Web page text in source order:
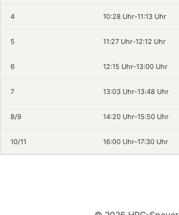
4 10:28 Uhr-11:13 Uhr
5 11:27 Uhr-12:12 Uhr
6 12:15 Uhr-13:00 Uhr
7 13:03 Uhr-13:48 Uhr
8/9 14:20 Uhr-15:50 Uhr
10/11 16:00 Uhr-17:30 Uhr